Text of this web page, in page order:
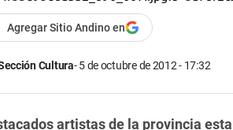
Agregar Sitio Andino en
Cultura 5 de octubre de 2012 - 17:32
artistas de la provincia